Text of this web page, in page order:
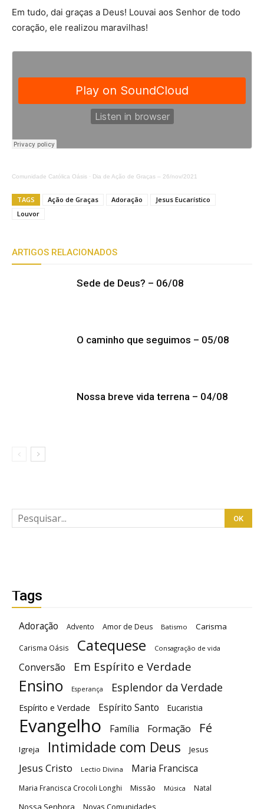
Em tudo, dai graças a Deus! Louvai aos Senhor de todo
coração, ele realizou maravilhas!
Comunidade Católica Oásis · Dia de Ação de Graças – 26/nov/2021
TAGS Ação de Graças Adoração
Jesus Eucarístico
Louvor
ARTIGOS RELACIONADOS
Sede de Deus? – 06/08
O caminho que seguimos – 05/08
Nossa breve vida terrena – 04/08
Tags
Adoração Advento Amor de Deus Batismo Carisma
Carisma Oásis Catequese Consagração de vida
Conversão Em Espírito e Verdade
Ensino Esperança Esplendor da Verdade
Espírito e Verdade Espírito Santo Eucaristia
Evangelho Família Formação Fé
Igreja Intimidade com Deus Jesus
Jesus Cristo Lectio Divina Maria Francisca
Maria Francisca Crocoli Longhi Missão Música Natal
Nossa Senhora Novas Comunidades